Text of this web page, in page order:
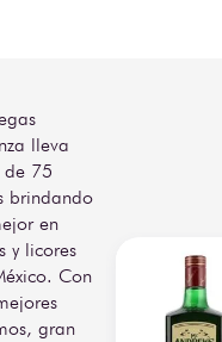
papas el acompañamiento
ideal para tus bebidas
favoritas, reuniones o
simplemente para disfrutar
en cualquier momento del
día. La presentación de
150 g es práctica y
perfecta para compartir o
disfrutar como snack
personal.
lleva
de 75
brindando
en
y licores
Con
gran